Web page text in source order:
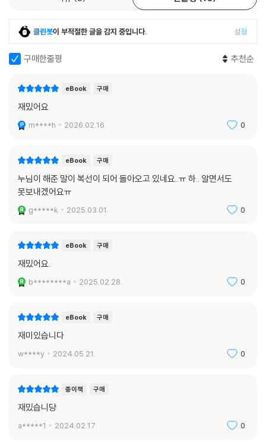
클린봇이 부적절한 글을 감지 중입니다. 설정
구매한줄평 추천순
eBook 구매
재밌어요
m****h 2026.02.16. 0
eBook 구매
누님이 해준 말이 복선이 되어 돌아오고 있네요..ㅠ 하.. 알면서도
못보내겠어요ㅠ
g*****k 2025.03.01. 0
eBook 구매
재밌어요.
b********a 2025.02.28. 0
eBook 구매
재미있습니다
w****y 2024.05.21. 0
종이책 구매
재밌습니당
a*****1 2024.02.17. 0